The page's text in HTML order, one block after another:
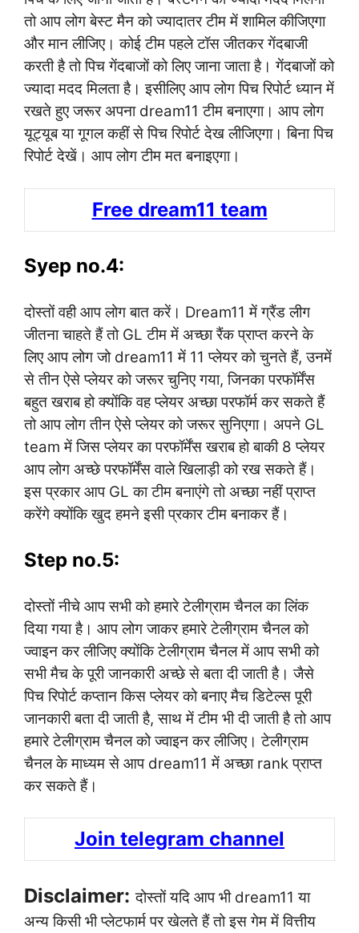
तो आप लोग बेस्ट मैन को ज्यादातर टीम में शामिल कीजिएगा
और मान लीजिए। कोई टीम पहले टॉस जीतकर गेंदबाजी
करती है तो पिच गेंदबाजों को लिए जाना जाता है। गेंदबाजों को
ज्यादा मदद मिलता है। इसीलिए आप लोग पिच रिपोर्ट ध्यान में
रखते हुए जरूर अपना dream11 टीम बनाएगा। आप लोग
यूट्यूब या गूगल कहीं से पिच रिपोर्ट देख लीजिएगा। बिना पिच
रिपोर्ट देखें। आप लोग टीम मत बनाइएगा।
Free dream11 team
Syep no.4:
दोस्तों वही आप लोग बात करें। Dream11 में ग्रैंड लीग
जीतना चाहते हैं तो GL टीम में अच्छा रैंक प्राप्त करने के
लिए आप लोग जो dream11 में 11 प्लेयर को चुनते हैं, उनमें
से तीन ऐसे प्लेयर को जरूर चुनिए गया, जिनका परफॉर्मेंस
बहुत खराब हो क्योंकि वह प्लेयर अच्छा परफॉर्म कर सकते हैं
तो आप लोग तीन ऐसे प्लेयर को जरूर सुनिएगा। अपने GL
team में जिस प्लेयर का परफॉर्मेंस खराब हो बाकी 8 प्लेयर
आप लोग अच्छे परफॉर्मेंस वाले खिलाड़ी को रख सकते हैं।
इस प्रकार आप GL का टीम बनाएंगे तो अच्छा नहीं प्राप्त
करेंगे क्योंकि खुद हमने इसी प्रकार टीम बनाकर हैं।
Step no.5:
दोस्तों नीचे आप सभी को हमारे टेलीग्राम चैनल का लिंक
दिया गया है। आप लोग जाकर हमारे टेलीग्राम चैनल को
ज्वाइन कर लीजिए क्योंकि टेलीग्राम चैनल में आप सभी को
सभी मैच के पूरी जानकारी अच्छे से बता दी जाती है। जैसे
पिच रिपोर्ट कप्तान किस प्लेयर को बनाए मैच डिटेल्स पूरी
जानकारी बता दी जाती है, साथ में टीम भी दी जाती है तो आप
हमारे टेलीग्राम चैनल को ज्वाइन कर लीजिए। टेलीग्राम
चैनल के माध्यम से आप dream11 में अच्छा rank प्राप्त
कर सकते हैं।
Join telegram channel
Disclaimer: दोस्तों यदि आप भी dream11 या
अन्य किसी भी प्लेटफार्म पर खेलते हैं तो इस गेम में वित्तीय